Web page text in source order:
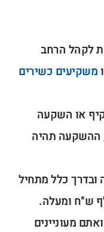
לקהל הרחב
משקיעים כשירים
או השקעה
ההשקעה תהיה
כלל מתחיל
מעוניינים